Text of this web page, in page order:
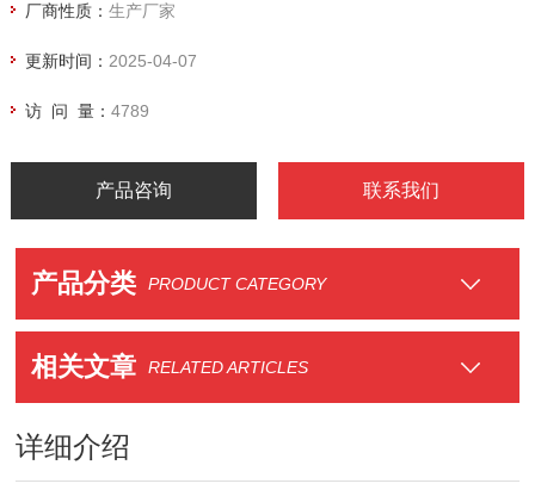
厂商性质： 生产厂家
更新时间： 2025-04-07
访 问 量： 4789
产品咨询 联系我们
产品分类 PRODUCT CATEGORY
相关文章 RELATED ARTICLES
详细介绍